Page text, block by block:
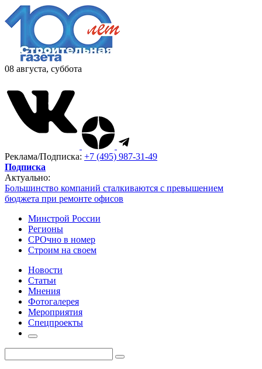
08 августа, суббота
Реклама/Подписка: +7 (495) 987-31-49
Подписка
Актуально:
Большинство компаний сталкиваются с превышением
бюджета при ремонте офисов
Минстрой России
Регионы
СРОчно в номер
Строим на своем
Новости
Статьи
Мнения
Фотогалерея
Мероприятия
Спецпроекты